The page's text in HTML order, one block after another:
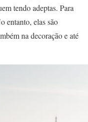
tendo adeptas. Para
entanto, elas são
na decoração e até